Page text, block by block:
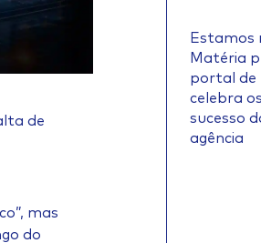
de
mas
do
Estamos
Matéria
portal de
celebra
sucesso
agência